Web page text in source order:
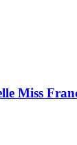
Miss